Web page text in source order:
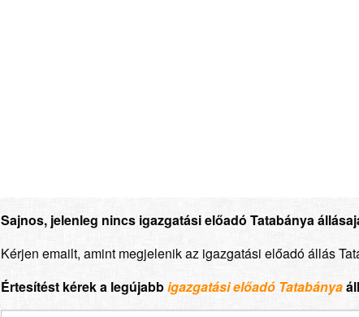
Sajnos, jelenleg nincs igazgatási előadó Tatabánya
Kérjen emailt, amint megjelenik az igazgatási előadó állás
Értesítést kérek a legújabbigazgatási előadó Tatabánya